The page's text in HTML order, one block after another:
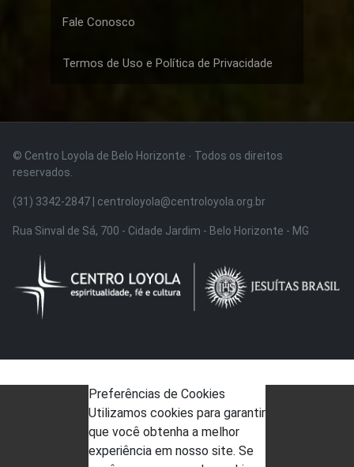
Fale Conosco
Termos de Uso e Política de Privacidade
© Centro Loyola de Belo Horizonte · Todos os direitos
reservados.
(31) 3342-2847 | centroloyola@centroloyola.org.br
Rua Sinval de Sá, 700 - Cidade Jardim - Belo Horizonte - MG
Preferências de Cookies
Utilizamos cookies para garantir
que você obtenha a melhor
experiência em nosso site. Se